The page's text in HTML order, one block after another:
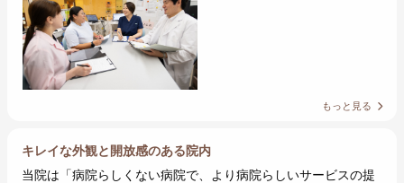
もっと見る
キレイな外観と開放感のある院内
当院は「病院らしくない病院で、より病院らしいサービスの提